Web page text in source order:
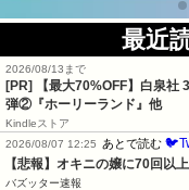
最近
2026/08/13まで
[PR] 【最大70%OFF】白泉社
弾②『ホーリーランド』他
Kindleストア
2026/08/07 12:25
あとで読む
【悲報】オキニの嬢に70回以
バズッター速報